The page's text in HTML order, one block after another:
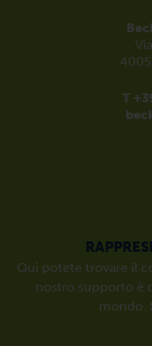
T
Qui potete trovare il
nostro supporto è
mondo.